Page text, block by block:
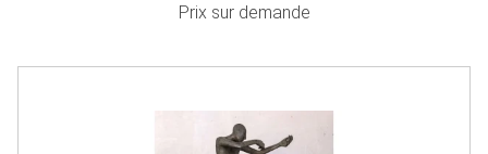
Prix sur demande